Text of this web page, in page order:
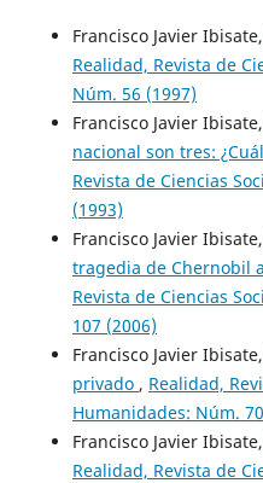
Francisco Javier Ibisate,
Realidad, Revista de
Núm. 56 (1997)
Francisco Javier Ibisate,
nacional son tres:
Revista de Ciencias
(1993)
Francisco Javier Ibisate,
tragedia de Chernobil
Revista de Ciencias
107 (2006)
Francisco Javier Ibisate,
privado , Realidad,
Humanidades: Núm.
Francisco Javier Ibisate,
Realidad, Revista de